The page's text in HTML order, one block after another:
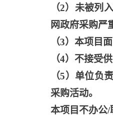
（2）未被列
网政府采购严
（3）本项目
（4）不接受
（5）单位负
采购活动。
本项目不办公/